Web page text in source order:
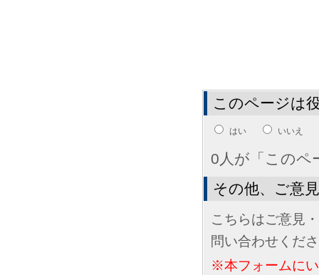
このページは
はい いいえ
0人が「このペ
その他、ご意
こちらはご意見
問い合わせくだ
※本フォームに